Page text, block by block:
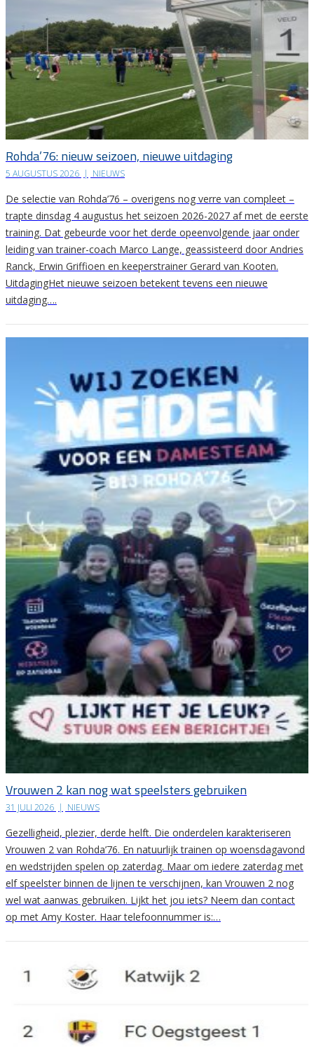
Rohda’76: nieuw seizoen, nieuwe uitdaging
5 AUGUSTUS 2026 | NIEUWS
De selectie van Rohda’76 – overigens nog verre van compleet –
trapte dinsdag 4 augustus het seizoen 2026-2027 af met de eerste
training. Dat gebeurde voor het derde opeenvolgende jaar onder
leiding van trainer-coach Marco Lange, geassisteerd door Andries
Ranck, Erwin Griffioen en keeperstrainer Gerard van Kooten.
UitdagingHet nieuwe seizoen betekent tevens een nieuwe
uitdaging….
Vrouwen 2 kan nog wat speelsters gebruiken
31 JULI 2026 | NIEUWS
Gezelligheid, plezier, derde helft. Die onderdelen karakteriseren
Vrouwen 2 van Rohda’76. En natuurlijk trainen op woensdagavond
en wedstrijden spelen op zaterdag. Maar om iedere zaterdag met
elf speelster binnen de lijnen te verschijnen, kan Vrouwen 2 nog
wel wat aanwas gebruiken. Lijkt het jou iets? Neem dan contact
op met Amy Koster. Haar telefoonnummer is:…